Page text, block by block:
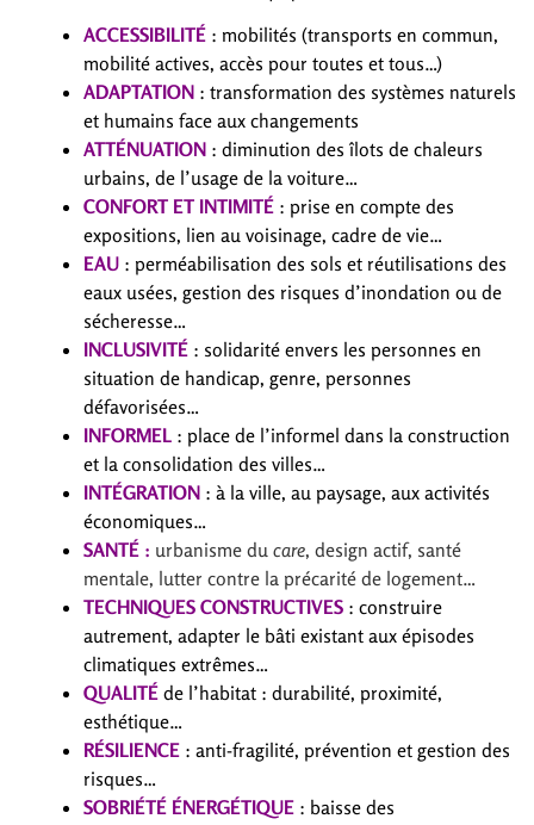
ACCESSIBILITÉ : mobilités (transports en commun,
mobilité actives, accès pour toutes et tous…)
ADAPTATION : transformation des systèmes naturels
et humains face aux changements
ATTÉNUATION : diminution des îlots de chaleurs
urbains, de l’usage de la voiture…
CONFORT ET INTIMITÉ : prise en compte des
expositions, lien au voisinage, cadre de vie…
EAU : perméabilisation des sols et réutilisations des
eaux usées, gestion des risques d’inondation ou de
sécheresse…
INCLUSIVITÉ : solidarité envers les personnes en
situation de handicap, genre, personnes
défavorisées…
INFORMEL : place de l’informel dans la construction
et la consolidation des villes…
INTÉGRATION : à la ville, au paysage, aux activités
économiques…
SANTÉ : urbanisme du care, design actif, santé
mentale, lutter contre la précarité de logement…
TECHNIQUES CONSTRUCTIVES : construire
autrement, adapter le bâti existant aux épisodes
climatiques extrêmes…
QUALITÉ de l’habitat : durabilité, proximité,
esthétique…
RÉSILIENCE : anti-fragilité, prévention et gestion des
risques…
SOBRIÉTÉ ÉNERGÉTIQUE : baisse des